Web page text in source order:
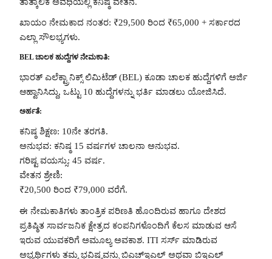
ಖಾಯಂ ನೇಮಕಾದ ನಂತರ: ₹29,500 ರಿಂದ ₹65,000 + ಸರ್ಕಾರದ
ಎಲ್ಲಾ ಸೌಲಭ್ಯಗಳು.
BEL ಚಾಲಕ ಹುದ್ದೆಗಳ ನೇಮಕಾತಿ:
ಭಾರತ್ ಎಲೆಕ್ಟ್ರಾನಿಕ್ಸ್ ಲಿಮಿಟೆಡ್ (BEL) ಕೂಡಾ ಚಾಲಕ ಹುದ್ದೆಗಳಿಗೆ ಅರ್ಜಿ
ಆಹ್ವಾನಿಸಿದ್ದು, ಒಟ್ಟು 10 ಹುದ್ದೆಗಳನ್ನು ಭರ್ತಿ ಮಾಡಲು ಯೋಜಿಸಿದೆ.
ಅರ್ಹತೆ:
ಕನಿಷ್ಠ ಶಿಕ್ಷಣ: 10ನೇ ತರಗತಿ.
ಅನುಭವ: ಕನಿಷ್ಠ 15 ವರ್ಷಗಳ ಚಾಲನಾ ಅನುಭವ.
ಗರಿಷ್ಟ ವಯಸ್ಸು: 45 ವರ್ಷ.
ವೇತನ ಶ್ರೇಣಿ:
₹20,500 ರಿಂದ ₹79,000 ವರೆಗೆ.
ಈ ನೇಮಕಾತಿಗಳು ತಾಂತ್ರಿಕ ಪರಿಣತಿ ಹೊಂದಿರುವ ಹಾಗೂ ದೇಶದ
ಪ್ರತಿಷ್ಠಿತ ಸಾರ್ವಜನಿಕ ಕ್ಷೇತ್ರದ ಕಂಪನಿಗಳೊಂದಿಗೆ ಕೆಲಸ ಮಾಡುವ ಆಸೆ
ಇರುವ ಯುವಕರಿಗೆ ಅಮೂಲ್ಯ ಅವಕಾಶ. ITI ಸರ್ಸ್‌ ಮಾಡಿರುವ
ಅಭ್ಯರ್ಥಿಗಳು ತಮ್ಮ ಭವಿಷ್ಯವನ್ನು ಬಿಎಚ್‌ಇಎಲ್ ಅಥವಾ ಬಿಇಎಲ್